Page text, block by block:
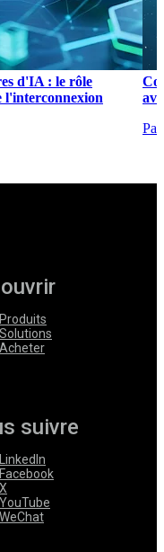
d'IA : le rôle
l'interconnexion
Produits
Solutions
Acheter
suivre
LinkedIn
Facebook
X
YouTube
WeChat